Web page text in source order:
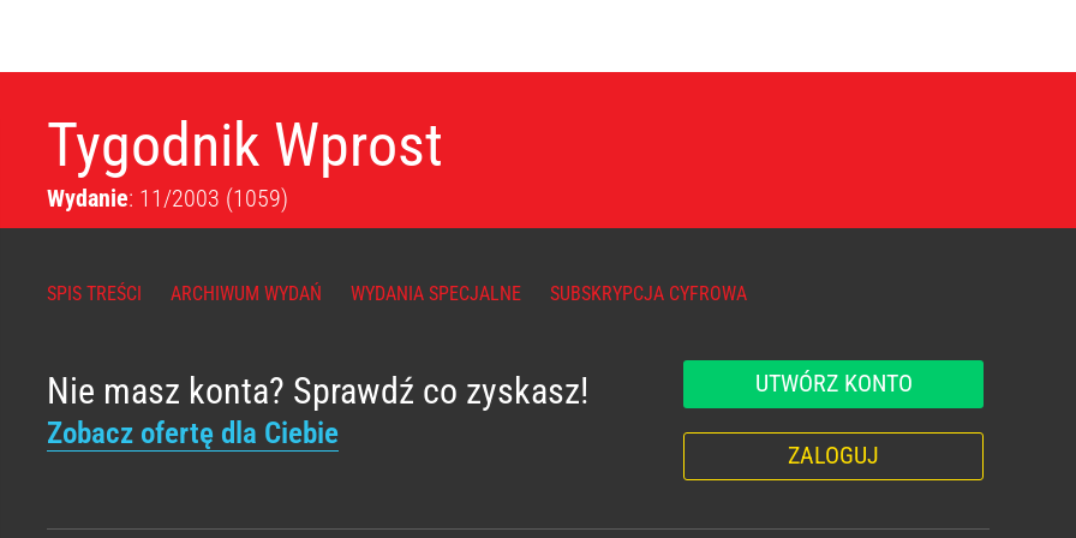
Tygodnik Wprost
Wydanie: 11/2003 (1059)
SPIS TREŚCI ARCHIWUM WYDAŃ WYDANIA SPECJALNE SUBSKRYPCJA CYFROWA
Nie masz konta? Sprawdź co zyskasz!
Zobacz ofertę dla Ciebie
UTWÓRZ KONTO
ZALOGUJ